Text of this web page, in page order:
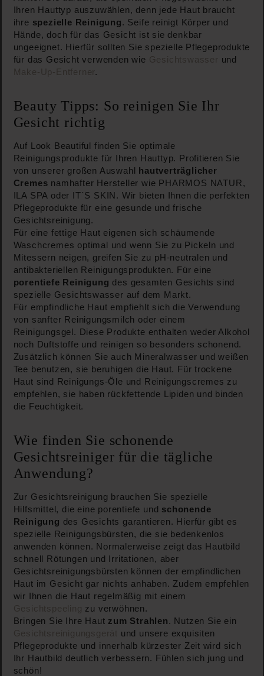
Ihren Hauttyp auszuwählen, denn jede Haut braucht
ihre spezielle Reinigung. Seife reinigt Körper und
Hände, doch für das Gesicht ist sie denkbar
ungeeignet. Hierfür sollten Sie spezielle Pflegeprodukte
für das Gesicht verwenden wie Gesichtswasser
und
Make-Up-Entferner .
Beauty Tipps: So reinigen Sie Ihr
Gesicht richtig
Auf Look Beautiful finden Sie optimale
Reinigungsprodukte für Ihren Hauttyp. Profitieren Sie
von unserer großen Auswahl
hautverträglicher
Cremes namhafter Hersteller wie PHARMOS NATUR,
ILA SPA oder IT`S SKIN. Wir bieten Ihnen die perfekten
Pflegeprodukte für eine gesunde und frische
Gesichtsreinigung.
Für eine fettige Haut eigenen sich schäumende
Waschcremes optimal und wenn Sie zu Pickeln und
Mitessern neigen, greifen Sie zu pH-neutralen und
antibakteriellen Reinigungsprodukten. Für eine
porentiefe Reinigung des gesamten Gesichts sind
spezielle Gesichtswasser auf dem Markt.
Für empfindliche Haut empfiehlt sich die Verwendung
von sanfter Reinigungsmilch oder einem
Reinigungsgel. Diese Produkte enthalten weder Alkohol
noch Duftstoffe und reinigen so besonders schonend.
Zusätzlich können Sie auch Mineralwasser und weißen
Tee benutzen, sie beruhigen die Haut. Für trockene
Haut sind Reinigungs-Öle und Reinigungscremes zu
empfehlen, sie haben rückfettende Lipiden und binden
die Feuchtigkeit.
Wie finden Sie schonende
Gesichtsreiniger für die tägliche
Anwendung?
Zur Gesichtsreinigung brauchen Sie spezielle
Hilfsmittel, die eine porentiefe und schonende
Reinigung des Gesichts garantieren. Hierfür gibt es
spezielle Reinigungsbürsten, die sie bedenkenlos
anwenden können. Normalerweise zeigt das Hautbild
schnell Rötungen und Irritationen, aber
Gesichtsreinigungsbürsten können der empfindlichen
Haut im Gesicht gar nichts anhaben. Zudem empfehlen
wir Ihnen die Haut regelmäßig mit einem
Gesichtspeeling zu verwöhnen.
Bringen Sie Ihre Haut zum Strahlen. Nutzen Sie ein
Gesichtsreinigungsgerät und unsere exquisiten
Pflegeprodukte und innerhalb kürzester Zeit wird sich
Ihr Hautbild deutlich verbessern. Fühlen sich jung und
schön!